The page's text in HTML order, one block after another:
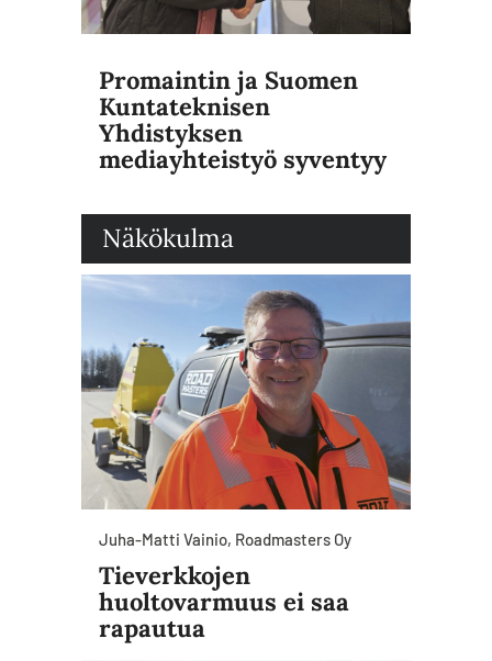
Promaintin ja Suomen
Kuntateknisen
Yhdistyksen
mediayhteistyö syventyy
Näkökulma
Juha-Matti Vainio, Roadmasters Oy
Tieverkkojen
huoltovarmuus ei saa
rapautua